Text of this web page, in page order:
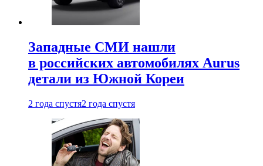
Западные СМИ нашли
в российских автомобилях Aurus
детали из Южной Кореи
2 года спустя2 года спустя